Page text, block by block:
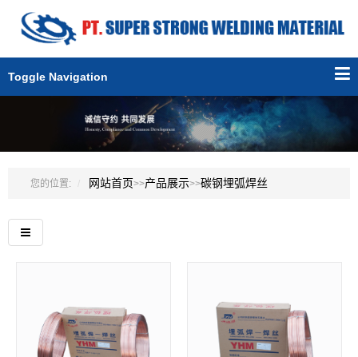
Toggle Navigation
您的位置: 网站首页>>产品展示>>碳钢埋弧焊丝